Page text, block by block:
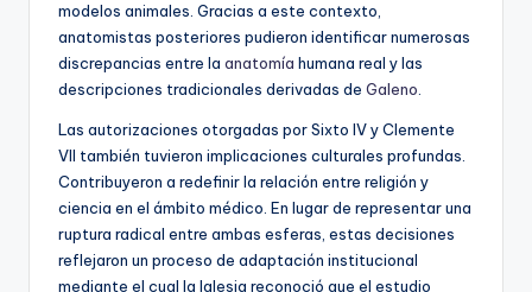
modelos animales. Gracias a este contexto,
anatomistas posteriores pudieron identificar numerosas
discrepancias entre la anatomía humana real y las
descripciones tradicionales derivadas de Galeno
Las autorizaciones otorgadas por Sixto IV y Clemente
VII también tuvieron implicaciones culturales profundas.
Contribuyeron a redefinir la relación entre religión y
ciencia en el ámbito médico. En lugar de representar una
ruptura radical entre ambas esferas, estas decisiones
reflejaron un proceso de adaptación institucional
mediante el cual la Iglesia reconoció que el estudio